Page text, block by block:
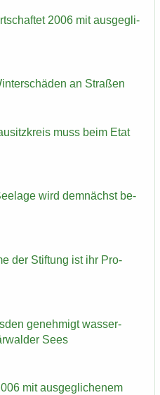
2006 mit aus­ge­gli­
an Stra­ßen
muss beim Etat
wird dem­nächst be­
der Stif­tung ist ihr Pro­
ge­neh­migt was­ser­
Sees
mit aus­ge­gli­che­nem